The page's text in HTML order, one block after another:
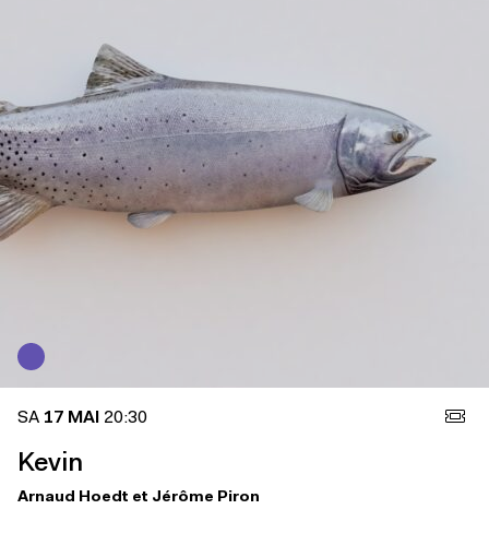
SA 17 MAI 20:30
Kevin
Arnaud Hoedt et Jérôme Piron